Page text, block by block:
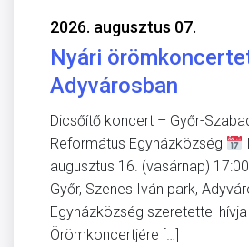
2026. augusztus 07.
Nyári
Adyvárosban
Dicsőítő koncert – Győr-
Református Egyházközség
augusztus 16. (vasárnap)
Győr, Szenes Iván park,
Egyházközség szeretettel
Örömkoncertjére […]